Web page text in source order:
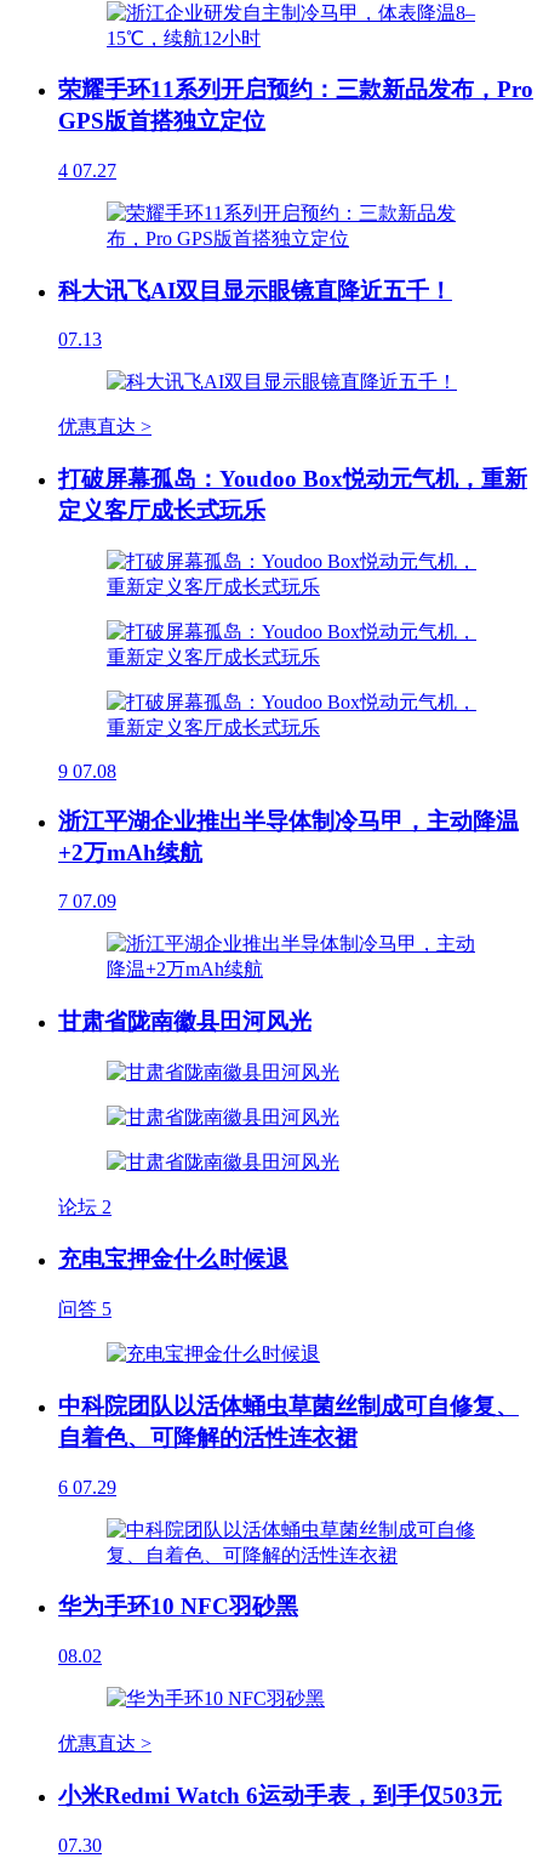
荣耀手环11系列开启预约：三款新品发布，Pro
GPS版首搭独立定位
4 07.27
科大讯飞AI双目显示眼镜直降近五千！
07.13
优惠直达 >
打破屏幕孤岛：Youdoo Box悦动元气机，重新
定义客厅成长式玩乐
9 07.08
浙江平湖企业推出半导体制冷马甲，主动降温
+2万mAh续航
7 07.09
甘肃省陇南徽县田河风光
论坛 2
充电宝押金什么时候退
问答 5
中科院团队以活体蛹虫草菌丝制成可自修复、
自着色、可降解的活性连衣裙
6 07.29
华为手环10 NFC羽砂黑
08.02
优惠直达 >
小米Redmi Watch 6运动手表，到手仅503元
07.30